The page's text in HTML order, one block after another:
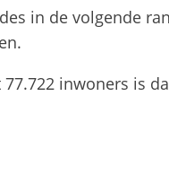
in de volgende
inwoners is